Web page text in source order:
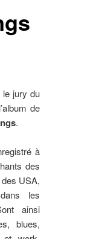
jury du
de
.
à
des
USA,
les
ainsi
blues,